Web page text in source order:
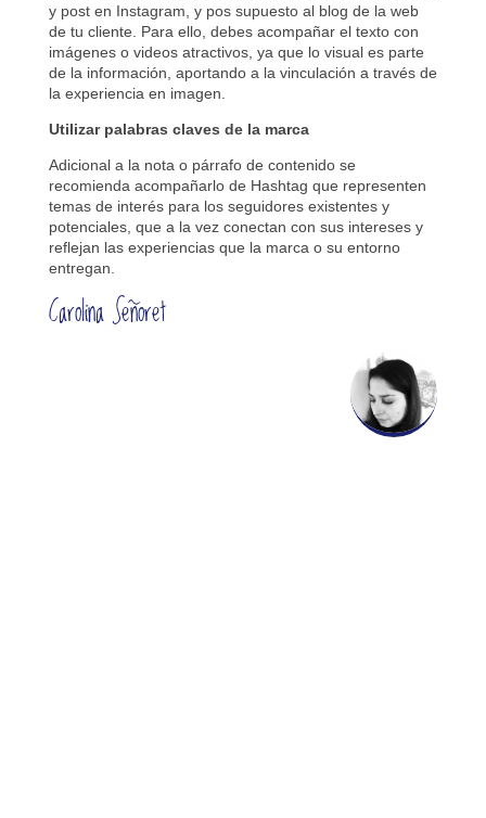
y post en Instagram, y pos supuesto al blog de la web
de tu cliente. Para ello, debes acompañar el texto con
imágenes o videos atractivos, ya que lo visual es parte
de la información, aportando a la vinculación a través de
la experiencia en imagen.
Utilizar palabras claves de la marca
Adicional a la nota o párrafo de contenido se
recomienda acompañarlo de Hashtag que representen
temas de interés para los seguidores existentes y
potenciales, que a la vez conectan con sus intereses y
reflejan las experiencias que la marca o su entorno
entregan.
Carolina Señoret